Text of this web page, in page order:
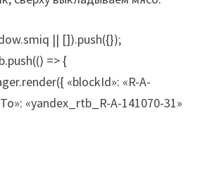
|| []).push({});
=> {
«blockId»: «R-A-
«yandex_rtb_R-A-141070-31»